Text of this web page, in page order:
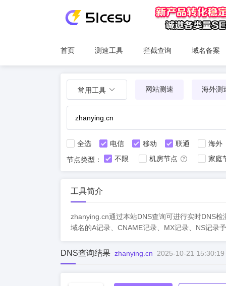
首页 测速工具 拦截查询 域名备案
常用工具 网站测速 海外测
全选 电信 移动 联通
海外
节点类型：
不限 机房节点 家庭
工具简介
zhanying.cn通过本站DNS查询可进行实时DNS
域名的A记录、CNAME记录、MX记录、NS记录
DNS查询结果 zhanying.cn 2025-10-21 15:30:19